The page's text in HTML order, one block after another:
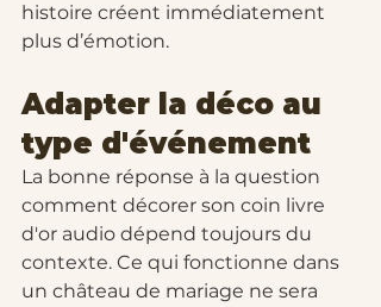
histoire créent immédiatement
plus d’émotion.
Adapter la déco au
type d'événement
La bonne réponse à la question
comment décorer son coin livre
d'or audio dépend toujours du
contexte. Ce qui fonctionne dans
un château de mariage ne sera